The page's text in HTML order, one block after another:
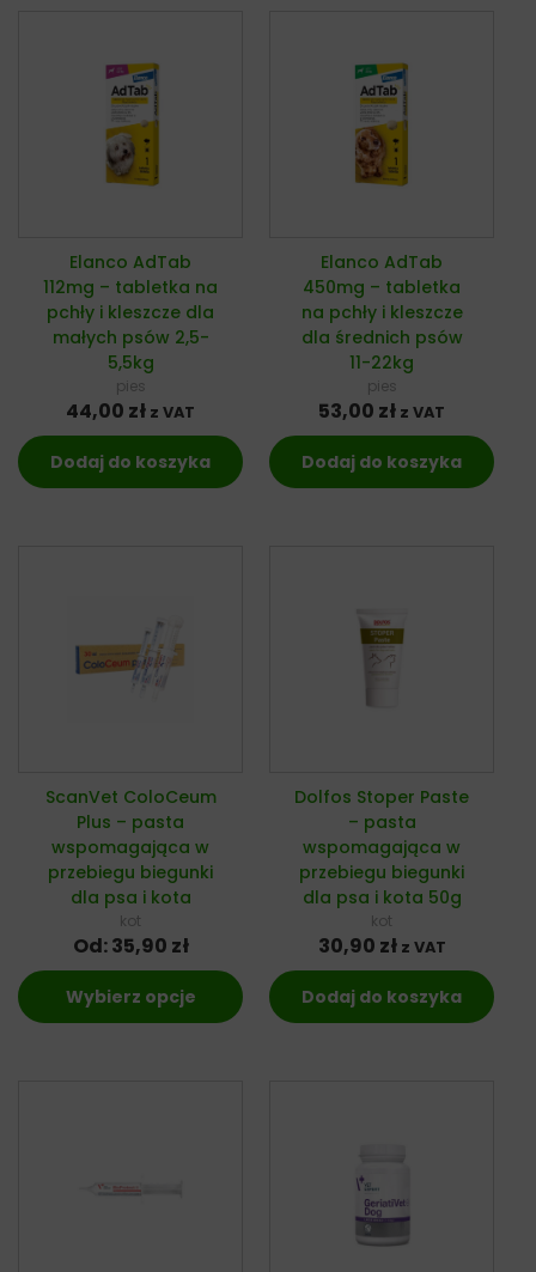
Elanco AdTab
112mg – tabletka na
pchły i kleszcze dla
małych psów 2,5-
5,5kg
pies
44,00 zł z VAT
Dodaj do koszyka
Elanco AdTab
450mg – tabletka
na pchły i kleszcze
dla średnich psów
11-22kg
pies
53,00 zł z VAT
Dodaj do koszyka
ScanVet ColoCeum
Plus – pasta
wspomagająca w
przebiegu biegunki
dla psa i kota
kot
Od:35,90 zł
Wybierz opcje
Dolfos Stoper Paste
– pasta
wspomagająca w
przebiegu biegunki
dla psa i kota 50g
kot
30,90 zł z VAT
Dodaj do koszyka